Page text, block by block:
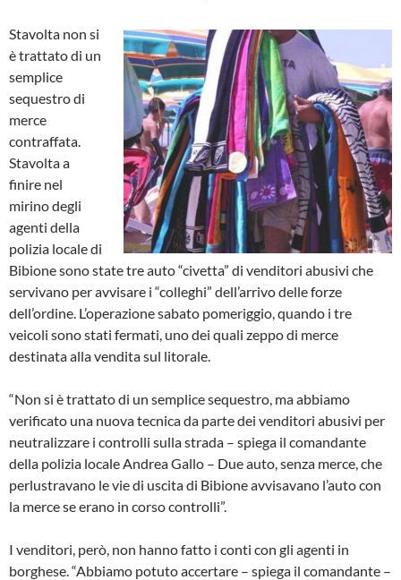
Stavolta non si
è trattato di un
semplice
sequestro di
merce
contraffata.
Stavolta a
finire nel
mirino degli
agenti della
polizia locale di
Bibione sono state tre auto “civetta” di venditori abusivi che
servivano per avvisare i “colleghi” dell’arrivo delle forze
dell’ordine. L’operazione sabato pomeriggio, quando i tre
veicoli sono stati fermati, uno dei quali zeppo di merce
destinata alla vendita sul litorale.
“Non si è trattato di un semplice sequestro, ma abbiamo
verificato una nuova tecnica da parte dei venditori abusivi per
neutralizzare i controlli sulla strada – spiega il comandante
della polizia locale Andrea Gallo – Due auto, senza merce, che
perlustravano le vie di uscita di Bibione avvisavano l’auto con
la merce se erano in corso controlli”.
I venditori, però, non hanno fatto i conti con gli agenti in
borghese. “Abbiamo potuto accertare – spiega il comandante –